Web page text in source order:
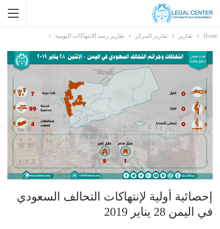
Home تقارير تقارير المركز تقارير رصد الانتهاكات اليومية
إحصائية أولية لإنتهاكات التحالف السعودي
في اليمن 28 يناير 2019